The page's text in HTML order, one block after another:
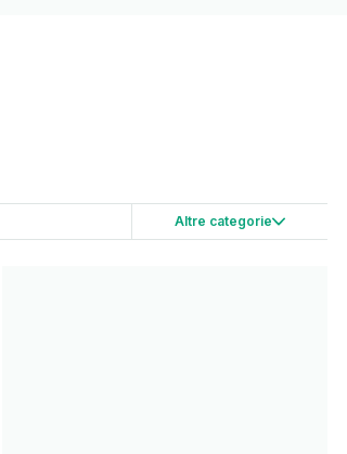
Altre categorie